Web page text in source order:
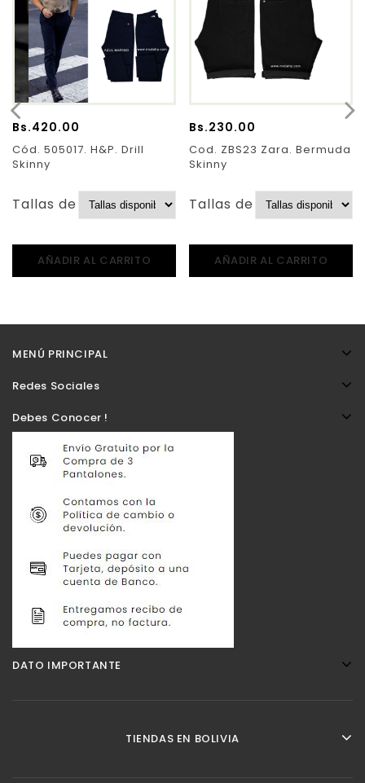
Bs.420.00
Cód. 505017. H&P. Drill
Skinny
Tallas de Pantalones:
AÑADIR AL CARRITO
Bs.230.00
Cod. ZBS23 Zara. Bermuda
Skinny
Tallas de Pantalones:
AÑADIR AL CARRITO
MENÚ PRINCIPAL
Redes Sociales
Debes Conocer !
DATO IMPORTANTE
TIENDAS EN BOLIVIA